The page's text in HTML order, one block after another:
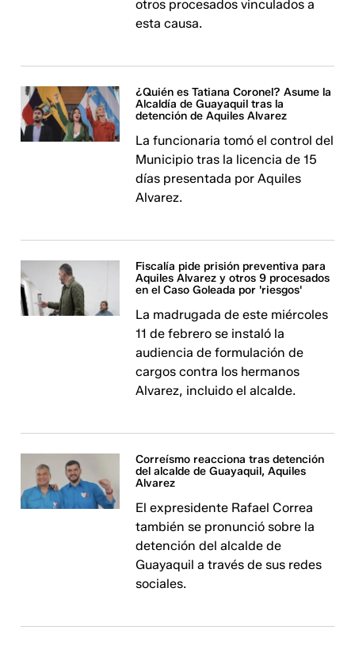
otros procesados vinculados a
esta causa.
¿Quién es Tatiana Coronel? Asume la
Alcaldía de Guayaquil tras la
detención de Aquiles Alvarez
La funcionaria tomó el control del
Municipio tras la licencia de 15
días presentada por Aquiles
Alvarez.
Fiscalía pide prisión preventiva para
Aquiles Alvarez y otros 9 procesados
en el Caso Goleada por 'riesgos'
La madrugada de este miércoles
11 de febrero se instaló la
audiencia de formulación de
cargos contra los hermanos
Alvarez, incluido el alcalde.
Correísmo reacciona tras detención
del alcalde de Guayaquil, Aquiles
Alvarez
El expresidente Rafael Correa
también se pronunció sobre la
detención del alcalde de
Guayaquil a través de sus redes
sociales.